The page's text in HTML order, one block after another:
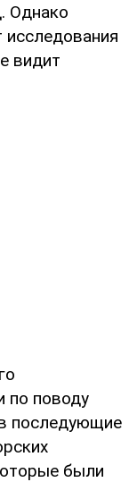
Однако
исследования
видит
по поводу
в последующие
были